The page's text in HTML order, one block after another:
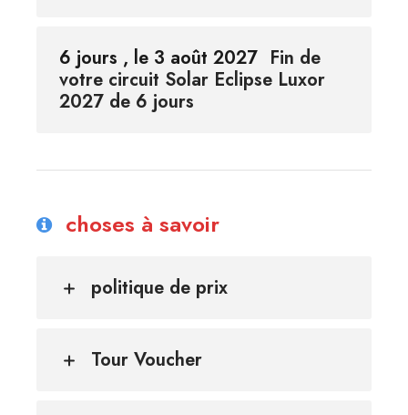
6 jours , le 3 août 2027 Fin de
votre circuit Solar Eclipse Luxor
2027 de 6 jours
choses à savoir
politique de prix
Tour Voucher